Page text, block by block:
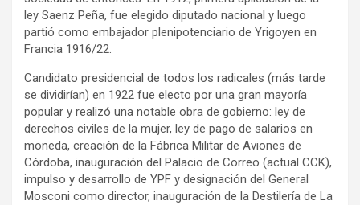
ley Saenz Peña, fue elegido diputado nacional y luego
partió como embajador plenipotenciario de Yrigoyen en
Francia 1916/22.
Candidato presidencial de todos los radicales (más tarde
se dividirían) en 1922 fue electo por una gran mayoría
popular y realizó una notable obra de gobierno: ley de
derechos civiles de la mujer, ley de pago de salarios en
moneda, creación de la Fábrica Militar de Aviones de
Córdoba, inauguración del Palacio de Correo (actual CCK),
impulso y desarrollo de YPF y designación del General
Mosconi como director, inauguración de la Destilería de La